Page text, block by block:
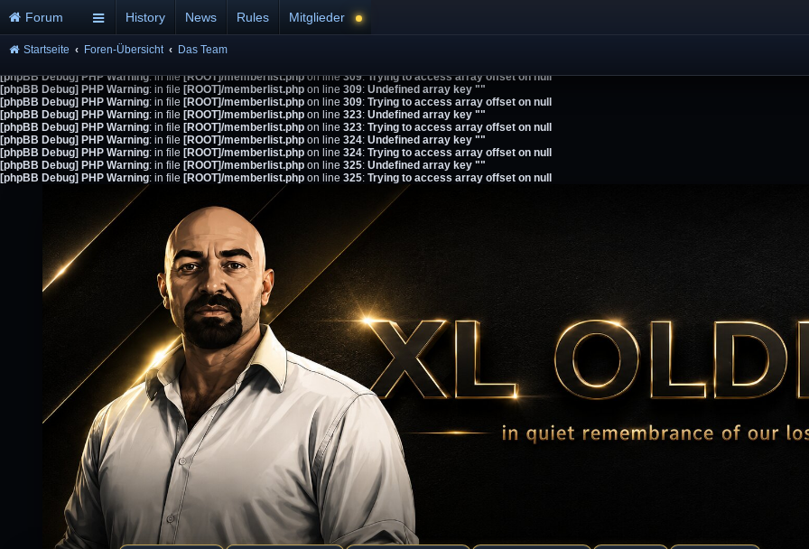
[phpBB Debug] PHP Warning: in file[ROOT]/memberlist.phpon line309:Trying to access array offset on null
[phpBB Debug] PHP Warning: in file [ROOT]/memberlist.php on line 309: Undefined array key ""
[phpBB Debug] PHP Warning: in file [ROOT]/memberlist.php on line 309: Trying to access array offset on null
[phpBB Debug] PHP Warning: in file [ROOT]/memberlist.php on line 323: Undefined array key ""
[phpBB Debug] PHP Warning: in file [ROOT]/memberlist.php on line 323: Trying to access array offset on null
[phpBB Debug] PHP Warning: in file [ROOT]/memberlist.php on line 324: Undefined array key ""
[phpBB Debug] PHP Warning: in file [ROOT]/memberlist.php on line 324: Trying to access array offset on null
[phpBB Debug] PHP Warning: in file [ROOT]/memberlist.php on line 325: Undefined array key ""
[phpBB Debug] PHP Warning: in file [ROOT]/memberlist.php on line 325: Trying to access array offset on null
Forum History News Rules Mitglieder
Startseite Foren-Übersicht Das Team